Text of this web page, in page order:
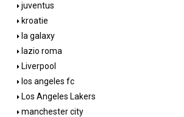
juventus
kroatie
la galaxy
lazio roma
Liverpool
los angeles fc
Los Angeles Lakers
manchester city